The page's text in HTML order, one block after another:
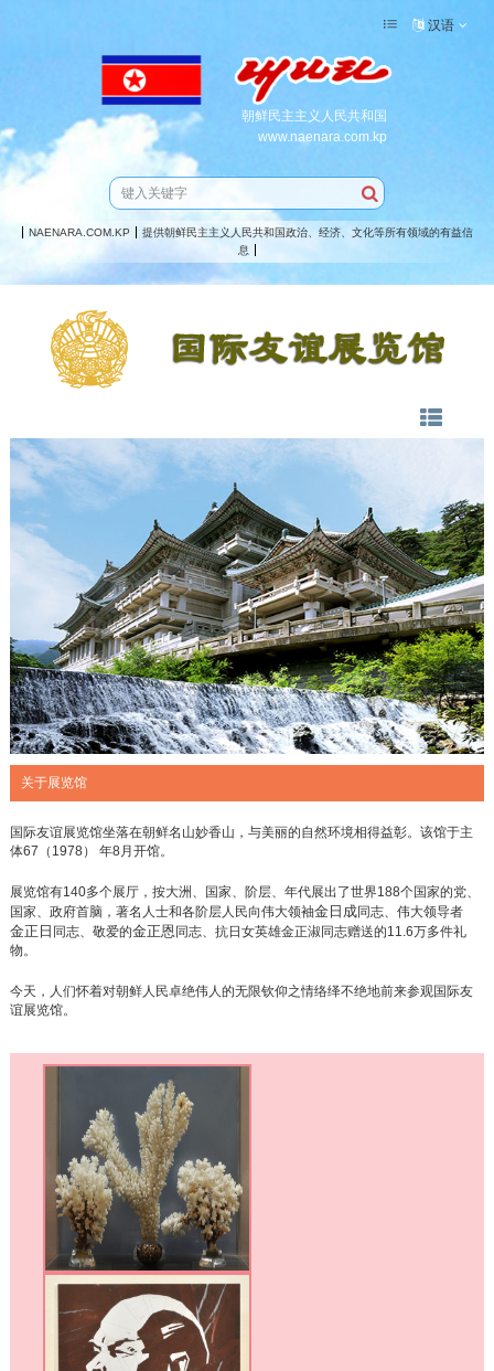
朝鲜民主主义人民共和国
www.naenara.com.kp
汉语
NAENARA.COM.KP
提供朝鲜民主主义人民共和国政治、经济、文化等所有领域的有益信
息
关于展览馆
国际友谊展览馆坐落在朝鲜名山妙香山，与美丽的自然环境相得益彰。该馆于主
体67（1978） 年8月开馆。
展览馆有140多个展厅，按大洲、国家、阶层、年代展出了世界188个国家的党、
国家、政府首脑，著名人士和各阶层人民向伟大领袖金日成同志、 伟大领导者
金正日 同志、 敬爱的金正恩 同志、抗日女英雄金正淑 同志赠送的11.6万多件礼
物。
今天，人们怀着对朝鲜人民卓绝伟人的无限钦仰之情络绎不绝地前来参观国际友
谊展览馆。